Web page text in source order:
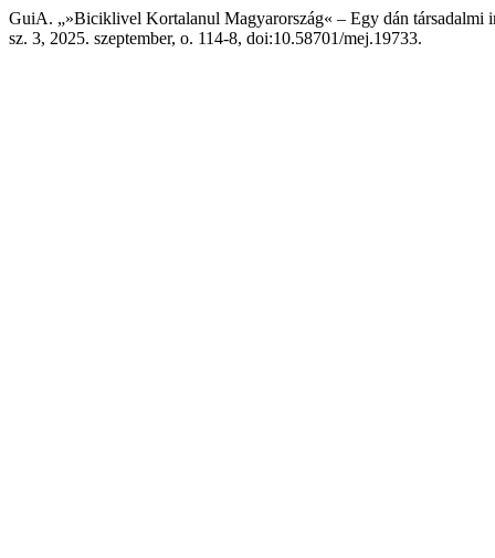
GuiA. „»Biciklivel Kortalanul Magyarország« – Egy dán társadalmi
sz. 3, 2025. szeptember, o. 114-8, doi:10.58701/mej.19733.